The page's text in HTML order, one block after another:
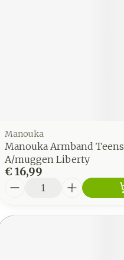
Manouka
Manouka Armband Teens
A/muggen Liberty
€ 16,99